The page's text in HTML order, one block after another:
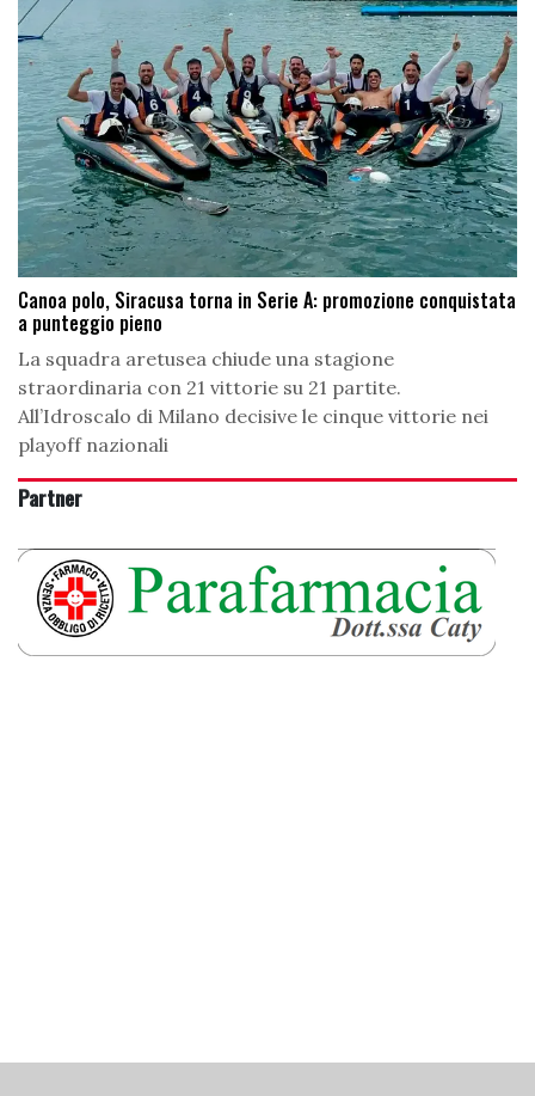
Canoa polo, Siracusa torna in Serie A: promozione conquistata
a punteggio pieno
La squadra aretusea chiude una stagione
straordinaria con 21 vittorie su 21 partite.
All’Idroscalo di Milano decisive le cinque vittorie nei
playoff nazionali
Partner